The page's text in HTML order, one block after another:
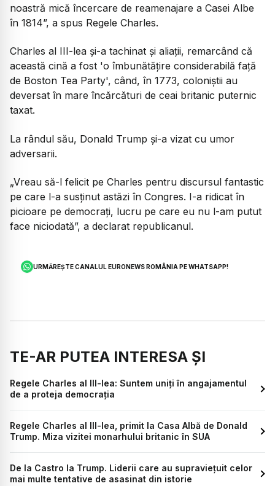
noastră mică încercare de reamenajare a Casei Albe
în 1814”, a spus Regele Charles.
Charles al III-lea și-a tachinat și aliații, remarcând că
această cină a fost 'o îmbunătățire considerabilă față
de Boston Tea Party', când, în 1773, coloniștii au
deversat în mare încărcături de ceai britanic puternic
taxat.
La rândul său, Donald Trump și-a vizat cu umor
adversarii.
„Vreau să-l felicit pe Charles pentru discursul fantastic
pe care l-a susținut astăzi în Congres. I-a ridicat în
picioare pe democrați, lucru pe care eu nu l-am putut
face niciodată”, a declarat republicanul.
URMĂREȘTE CANALUL EURONEWS ROMÂNIA PE WHATSAPP!
TE-AR PUTEA INTERESA ȘI
Regele Charles al III-lea: Suntem uniți în angajamentul
de a proteja democrația
Regele Charles al III-lea, primit la Casa Albă de Donald
Trump. Miza vizitei monarhului britanic în SUA
De la Castro la Trump. Liderii care au supraviețuit celor
mai multe tentative de asasinat din istorie